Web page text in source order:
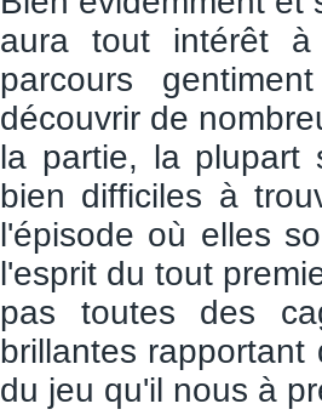
aura tout intérêt
parcours
découvrir de
la partie, la plupart
bien difficiles à
l'épisode où elles
l'esprit du tout
pas toutes des
brillantes
du jeu qu'il nous à